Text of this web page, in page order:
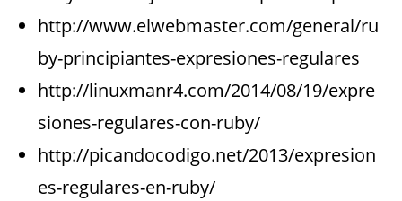
http://www.elwebmaster.com/general/ru
by-principiantes-expresiones-regulares
http://linuxmanr4.com/2014/08/19/expre
siones-regulares-con-ruby/
http://picandocodigo.net/2013/expresion
es-regulares-en-ruby/